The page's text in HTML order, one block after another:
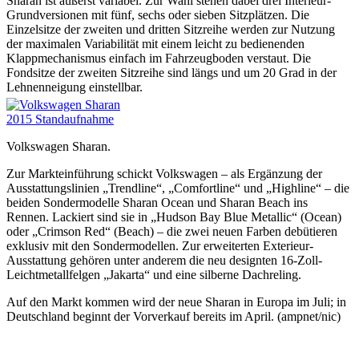
Grundversionen mit fünf, sechs oder sieben Sitzplätzen. Die
Einzelsitze der zweiten und dritten Sitzreihe werden zur Nutzung
der maximalen Variabilität mit einem leicht zu bedienenden
Klappmechanismus einfach im Fahrzeugboden verstaut. Die
Fondsitze der zweiten Sitzreihe sind längs und um 20 Grad in der
Lehnenneigung einstellbar.
Volkswagen Sharan.
Zur Markteinführung schickt Volkswagen – als Ergänzung der
Ausstattungslinien „Trendline“, „Comfortline“ und „Highline“ – die
beiden Sondermodelle Sharan Ocean und Sharan Beach ins
Rennen. Lackiert sind sie in „Hudson Bay Blue Metallic“ (Ocean)
oder „Crimson Red“ (Beach) – die zwei neuen Farben debütieren
exklusiv mit den Sondermodellen. Zur erweiterten Exterieur-
Ausstattung gehören unter anderem die neu designten 16-Zoll-
Leichtmetallfelgen „Jakarta“ und eine silberne Dachreling.
Auf den Markt kommen wird der neue Sharan in Europa im Juli; in
Deutschland beginnt der Vorverkauf bereits im April. (ampnet/nic)